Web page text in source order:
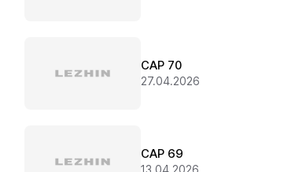
CAP 70
27.04.2026
CAP 69